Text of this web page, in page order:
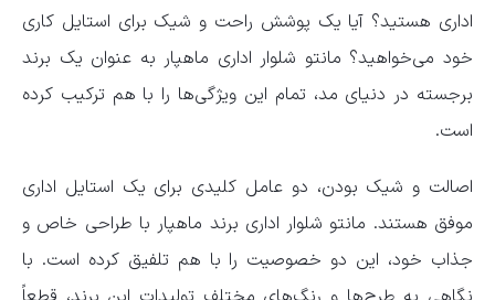
اداری هستید؟ آیا یک پوشش راحت و شیک برای استایل کاری
خود می‌خواهید؟ مانتو شلوار اداری ماهپار به عنوان یک برند
برجسته در دنیای مد، تمام این ویژگی‌ها را با هم ترکیب کرده
است.
اصالت و شیک بودن، دو عامل کلیدی برای یک استایل اداری
موفق هستند. مانتو شلوار اداری برند ماهپار با طراحی خاص و
جذاب خود، این دو خصوصیت را با هم تلفیق کرده است. با